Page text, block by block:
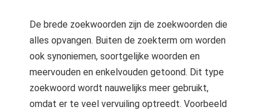
De brede zoekwoorden zijn de zoekwoorden die
alles opvangen. Buiten de zoekterm om worden
ook synoniemen, soortgelijke woorden en
meervouden en enkelvouden getoond. Dit type
zoekwoord wordt nauwelijks meer gebruikt,
omdat er te veel vervuiling optreedt. Voorbeeld